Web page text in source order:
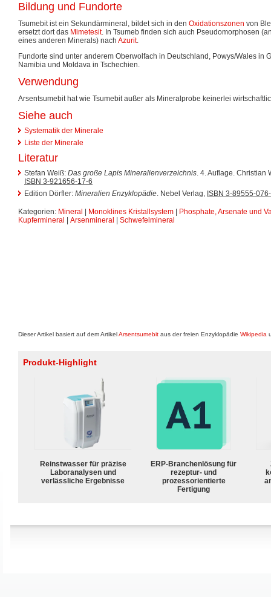
Bildung und Fundorte
Tsumebit ist ein Sekundärmineral, bildet sich in den Oxidationszonen von
ersetzt dort das Mimetesit. In Tsumeb finden sich auch Pseudomorphosen
eines anderen Minerals) nach Azurit.
Fundorte sind unter anderem Oberwolfach in Deutschland, Powys/Wales in
Namibia und Moldava in Tschechien.
Verwendung
Arsentsumebit hat wie Tsumebit außer als Mineralprobe keinerlei
Siehe auch
Systematik der Minerale
Liste der Minerale
Literatur
Stefan Weiß: Das große Lapis Mineralienverzeichnis. 4. Auflage. Christian
ISBN 3-921656-17-6
Edition Dörfler: Mineralien Enzyklopädie. Nebel Verlag, ISBN 3-89555-
Kategorien: Mineral Monoklines Kristallsystem
Phosphate, Arsenate und
Kupfermineral
Arsenmineral Schwefelmineral
Dieser Artikel basiert auf dem ArtikelArsentsumebit aus der freien Enzyklopädie Wikipedia
Produkt-Highlight
Reinstwasser für präzise
Laboranalysen und
verlässliche Ergebnisse
ERP-Branchenlösung für
rezeptur- und
prozessorientierte
Fertigung